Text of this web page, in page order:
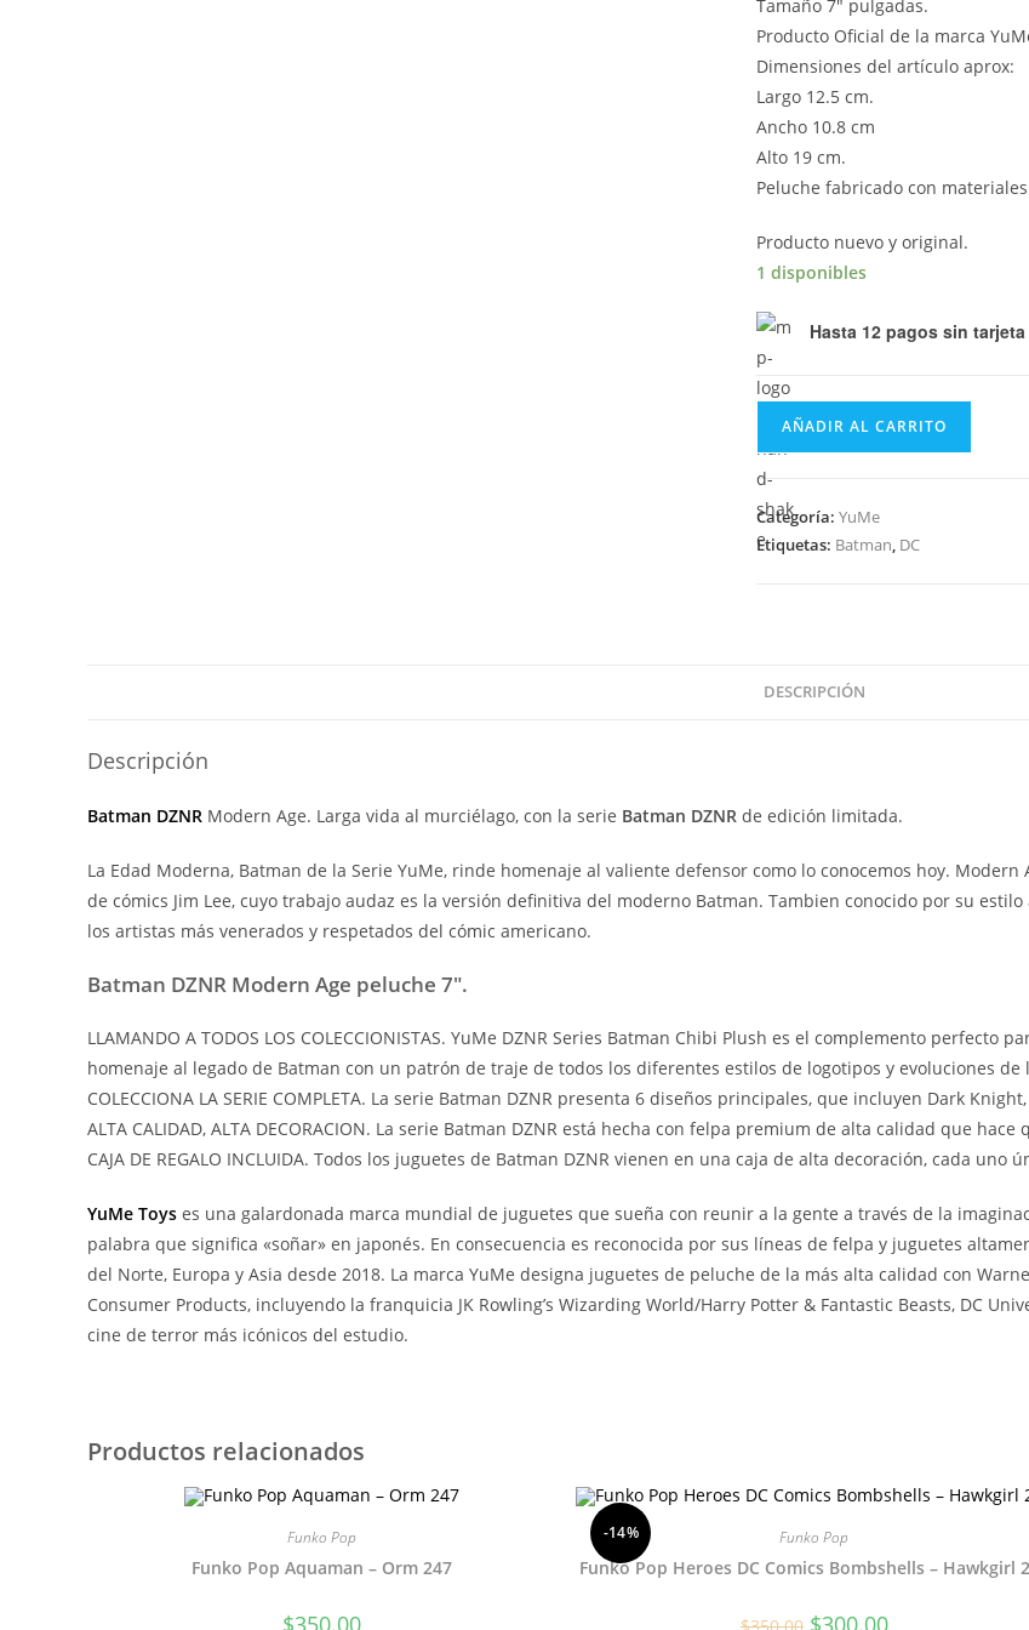
Tamaño 7″ pulgadas.
Producto Oficial de la marca
Dimensiones del artículo aprox:
Largo 12.5 cm.
Ancho 10.8 cm
Alto 19 cm.
Peluche fabricado con
Producto nuevo y original.
1 disponibles
Hasta 12 pagos sin tarjeta
Batman
Modern
Age
Peluche
AÑADIR AL CARRITO
Categoría: YuMe
Etiquetas: Batman, DC
DESCRIPCIÓN
Descripción
Batman DZNR Modern Age. Larga vida al murciélago, con la serie Batman DZNR de edición limitada.
La Edad Moderna, Batman de la Serie YuMe, rinde homenaje al valiente defensor como lo conocemos hoy.
de cómics Jim Lee, cuyo trabajo audaz es la versión definitiva del moderno Batman. Tambien conocido por su
los artistas más venerados y respetados del cómic americano.
Batman DZNR Modern Age peluche 7″.
LLAMANDO A TODOS LOS COLECCIONISTAS. YuMe DZNR Series Batman Chibi Plush es el complemento
homenaje al legado de Batman con un patrón de traje de todos los diferentes estilos de logotipos y evoluciones de
COLECCIONA LA SERIE COMPLETA. La serie Batman DZNR presenta 6 diseños principales, que incluyen Dark
ALTA CALIDAD, ALTA DECORACION. La serie Batman DZNR está hecha con felpa premium de alta calidad que
CAJA DE REGALO INCLUIDA. Todos los juguetes de Batman DZNR vienen en una caja de alta decoración, cada uno
YuMe Toys es una galardonada marca mundial de juguetes que sueña con reunir a la gente a través de la
palabra que significa «soñar» en japonés. En consecuencia es reconocida por sus líneas de felpa y juguetes
del Norte, Europa y Asia desde 2018. La marca YuMe designa juguetes de peluche de la más alta calidad con
Consumer Products, incluyendo la franquicia JK Rowling’s Wizarding World/Harry Potter & Fantastic Beasts, DC
cine de terror más icónicos del estudio.
Productos relacionados
Funko Pop
Funko Pop Aquaman – Orm 247
-14% Funko Pop
Funko Pop Heroes DC Comics Bombshells – Hawkgirl
El El